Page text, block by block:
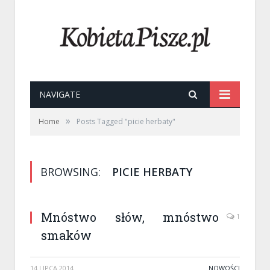
NAVIGATE
Home » Posts Tagged "picie herbaty"
BROWSING: PICIE HERBATY
Mnóstwo słów, mnóstwo
smaków
1
14 LIPCA 2014 NOWOŚCI